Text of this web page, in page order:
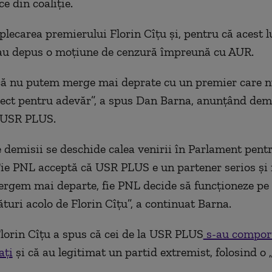
premierului Florin Cîțu și, pentru că acest
depus o moțiune de cenzură împreună cu AUR.
nu putem merge mai deprate cu un premier care
pentru adevăr”, a spus Dan Barna, anunțând
PLUS.
demisii se deschide calea venirii în Parlament
PNL acceptă că USR PLUS e un partener serios
mai departe, fie PNL decide să funcționeze pe
acolo de Florin Cîțu”, a continuat Barna.
Cîțu a spus că cei de la USR PLUS s-au
și că au legitimat un partid extremist, folosind o